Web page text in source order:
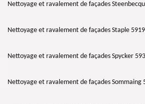
Nettoyage et ravalement de façades
Nettoyage et ravalement de façades Staple
Nettoyage et ravalement de façades Spycker
Nettoyage et ravalement de façades Sommaing